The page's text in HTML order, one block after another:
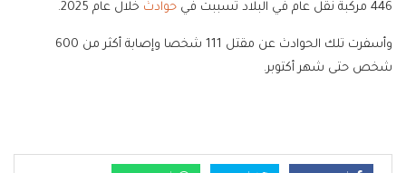
446 مركبة نقل عام في البلاد تسببت في
حوادث خلال عام 2025.
وأسفرت تلك الحوادث عن مقتل 111 شخصا وإصابة أكثر من 600
شخص حتى شهر أكتوبر.